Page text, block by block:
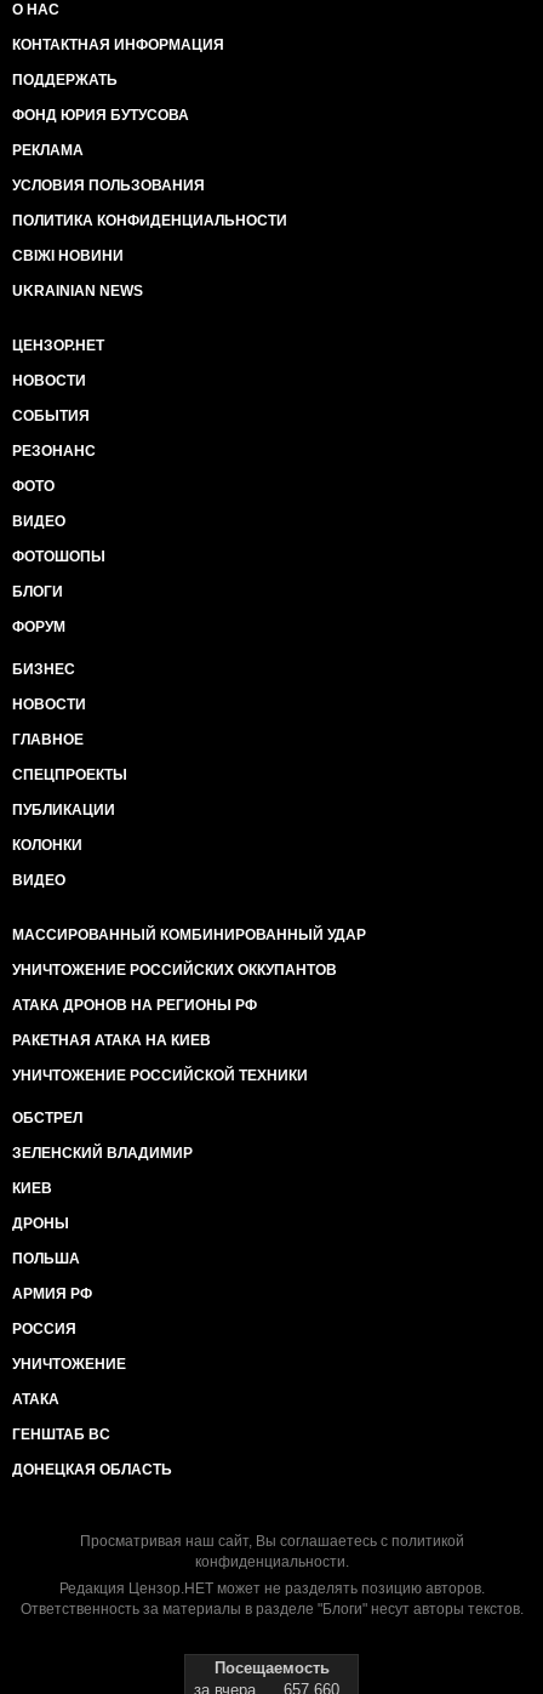
О НАС
КОНТАКТНАЯ ИНФОРМАЦИЯ
ПОДДЕРЖАТЬ
ФОНД ЮРИЯ БУТУСОВА
РЕКЛАМА
УСЛОВИЯ ПОЛЬЗОВАНИЯ
ПОЛИТИКА КОНФИДЕНЦИАЛЬНОСТИ
СВІЖІ НОВИНИ
UKRAINIAN NEWS
ЦЕНЗОР.НЕТ
НОВОСТИ
СОБЫТИЯ
РЕЗОНАНС
ФОТО
ВИДЕО
ФОТОШОПЫ
БЛОГИ
ФОРУМ
БИЗНЕС
НОВОСТИ
ГЛАВНОЕ
СПЕЦПРОЕКТЫ
ПУБЛИКАЦИИ
КОЛОНКИ
ВИДЕО
МАССИРОВАННЫЙ КОМБИНИРОВАННЫЙ УДАР
УНИЧТОЖЕНИЕ РОССИЙСКИХ ОККУПАНТОВ
АТАКА ДРОНОВ НА РЕГИОНЫ РФ
РАКЕТНАЯ АТАКА НА КИЕВ
УНИЧТОЖЕНИЕ РОССИЙСКОЙ ТЕХНИКИ
ОБСТРЕЛ
ЗЕЛЕНСКИЙ ВЛАДИМИР
КИЕВ
ДРОНЫ
ПОЛЬША
АРМИЯ РФ
РОССИЯ
УНИЧТОЖЕНИЕ
АТАКА
ГЕНШТАБ ВС
ДОНЕЦКАЯ ОБЛАСТЬ
Просматривая наш сайт, Вы соглашаетесь с политикой
конфиденциальности.
Редакция Цензор.НЕТ может не разделять позицию авторов.
Ответственность за материалы в разделе "Блоги" несут авторы текстов.
Посещаемость
за вчера
657 660